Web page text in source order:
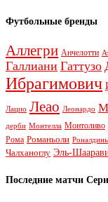
Футбольные бренды
Аллегри Анчелотти
Галлиани Гаттузо
Ибрагимович
Лацио Леао Леонардо
дерби Монтелла Монтоливо
Рома Романьоли
Чалханоглу Эль-
Последние матчи